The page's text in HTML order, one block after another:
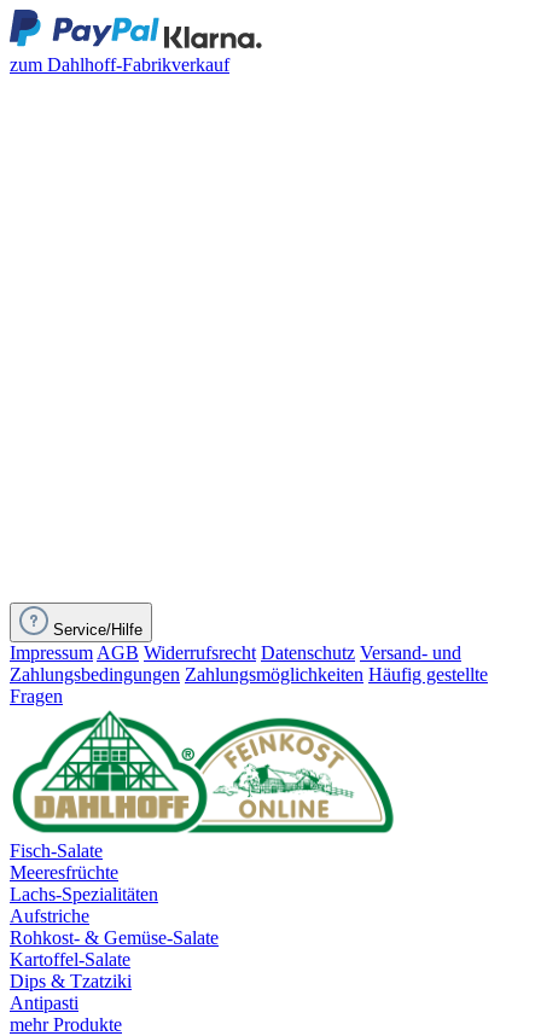
zum Dahlhoff-Fabrikverkauf
Service/Hilfe
Impressum AGB Widerrufsrecht Datenschutz Versand- und
Zahlungsbedingungen Zahlungsmöglichkeiten Häufig gestellte
Fragen
Fisch-Salate
Meeresfrüchte
Lachs-Spezialitäten
Aufstriche
Rohkost- & Gemüse-Salate
Kartoffel-Salate
Dips & Tzatziki
Antipasti
mehr Produkte